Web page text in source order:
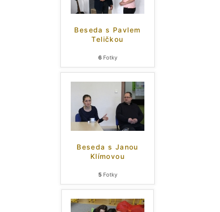
Beseda s Pavlem
Teličkou
6Fotky
Beseda s Janou
Klímovou
5Fotky